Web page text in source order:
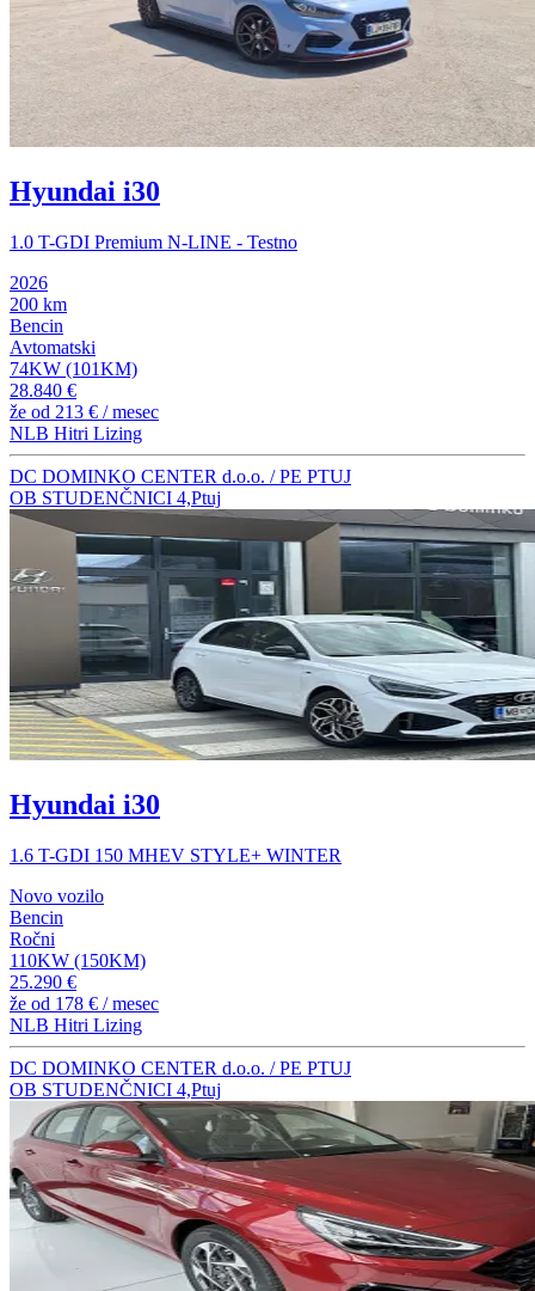
Hyundai i30
1.0 T-GDI Premium N-LINE - Testno
2026
200 km
Bencin
Avtomatski
74KW (101KM)
28.840 €
že od 213 € / mesec
NLB Hitri Lizing
DC DOMINKO CENTER d.o.o. / PE PTUJ
OB STUDENČNICI 4,Ptuj
Hyundai i30
1.6 T-GDI 150 MHEV STYLE+ WINTER
Novo vozilo
Bencin
Ročni
110KW (150KM)
25.290 €
že od 178 € / mesec
NLB Hitri Lizing
DC DOMINKO CENTER d.o.o. / PE PTUJ
OB STUDENČNICI 4,Ptuj